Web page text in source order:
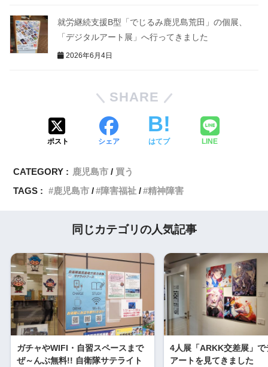
就労継続支援B型「でじるみ鹿児島荒田」の個展、
「デジタルアート展」へ行ってきました
2026年6月4日
SHARE
ポスト シェア はてブ LINE
CATEGORY : 鹿児島市
買う
TAGS :
鹿児島市 障害福祉 精神障害
同じカテゴリの人気記事
ガチャやWIFI・自習スペースまで
ぜ～んぶ無料!! 自衛隊サテライト
4人展「ARKK交差展」で
アートを見てきました